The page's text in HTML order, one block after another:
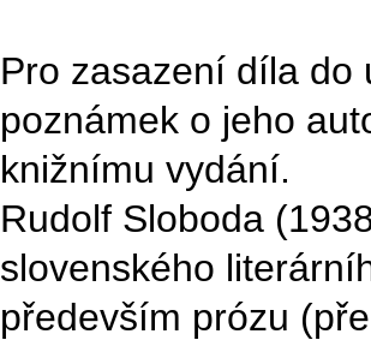
Pro zasazení díla do
poznámek o jeho
knižnímu vydání.
Rudolf Sloboda
slovenského
především prózu